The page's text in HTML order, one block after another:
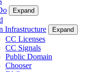
Expand
Infrastructure
Expand
CC Licenses
CC Signals
Public Domain
Chooser